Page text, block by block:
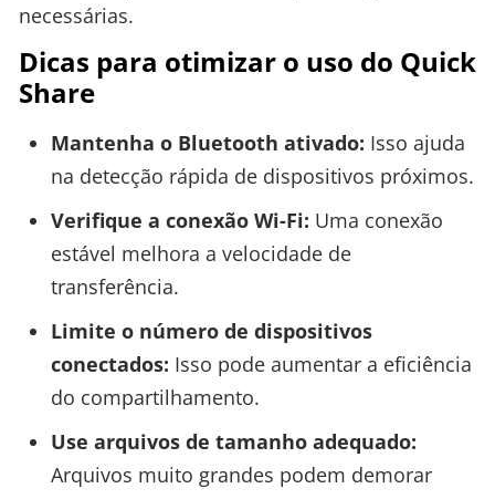
necessárias.
Dicas para otimizar o uso do Quick
Share
Mantenha o Bluetooth ativado: Isso ajuda
na detecção rápida de dispositivos próximos.
Verifique a conexão Wi-Fi: Uma conexão
estável melhora a velocidade de
transferência.
Limite o número de dispositivos
conectados: Isso pode aumentar a eficiência
do compartilhamento.
Use arquivos de tamanho adequado:
Arquivos muito grandes podem demorar